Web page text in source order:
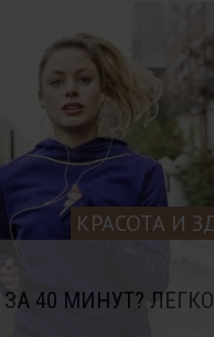
КРАСОТА И
40 МИНУТ?